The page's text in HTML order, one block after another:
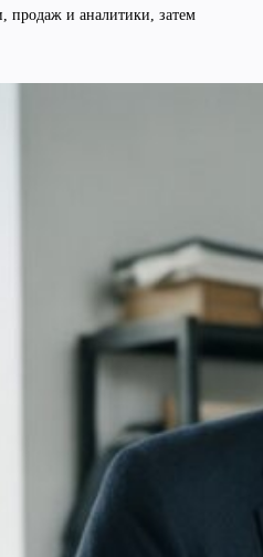
продаж и аналитики, затем